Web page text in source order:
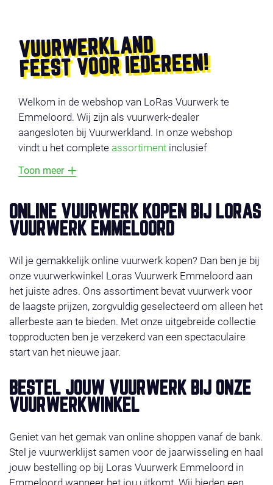
VUURWERKLAND
FEEST VOOR IEDEREEN!
Welkom in de webshop van LoRas Vuurwerk te
Emmeloord. Wij zijn als vuurwerk-dealer
aangesloten bij Vuurwerkland. In onze webshop
vindt u het complete assortiment inclusief
verschillende categorieën, zoals
lange wachtrijen en bestel uw vuurwerk online en
profiteer van super-acties. Het vuurwerk ligt klaar op
de door u gekozen afhaaldag 29, 30 of 31 december
2025. Wilt u liever bestellen in de winkel, check dan
even onze
contact .Wij wensen u veel shop plezier!
Let op: de bonus voorverkoop-artikelen (actie) krijgt
u gratis bij online bestelling t/m 28 december 2025
23.59 uur. Kijk ook op: lorasvuurwerk.nl
Toon meer
ONLINE VUURWERK KOPEN BIJ LORAS
VUURWERK EMMELOORD
Wil je gemakkelijk online vuurwerk kopen? Dan ben je bij
onze vuurwerkwinkel Loras Vuurwerk Emmeloord aan
het juiste adres. Ons assortiment bevat vuurwerk voor
de laagste prijzen, zorgvuldig geselecteerd om alleen het
allerbeste aan te bieden. Met onze uitgebreide collectie
topproducten ben je verzekerd van een spectaculaire
start van het nieuwe jaar.
BESTEL JOUW VUURWERK BIJ ONZE
VUURWERKWINKEL
Geniet van het gemak van online shoppen vanaf de bank.
Stel je vuurwerklijst samen voor de jaarwisseling en haal
jouw bestelling op bij Loras Vuurwerk Emmeloord in
Emmeloord wanneer het jou uitkomt. Wij bieden een